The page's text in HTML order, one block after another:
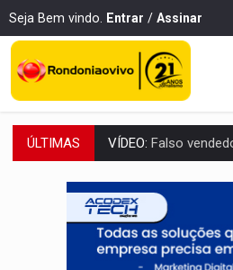
Seja Bem vindo. Entrar / Assinar
ÚLTIMAS VÍDEO: Falso vendedor
BATATA-DOCE E
BARREIRA NATURAL:
:Anvisa libera venda de